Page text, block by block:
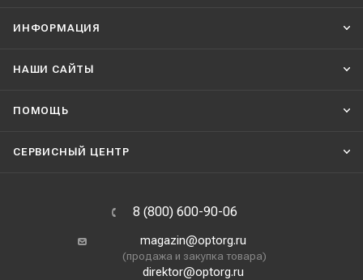
ИНФОРМАЦИЯ
НАШИ CАЙТЫ
ПОМОЩЬ
СЕРВИСНЫЙ ЦЕНТР
8 (800) 600-90-06
magazin@optorg.ru
(продажа и закупка товара)
direktor@optorg.ru